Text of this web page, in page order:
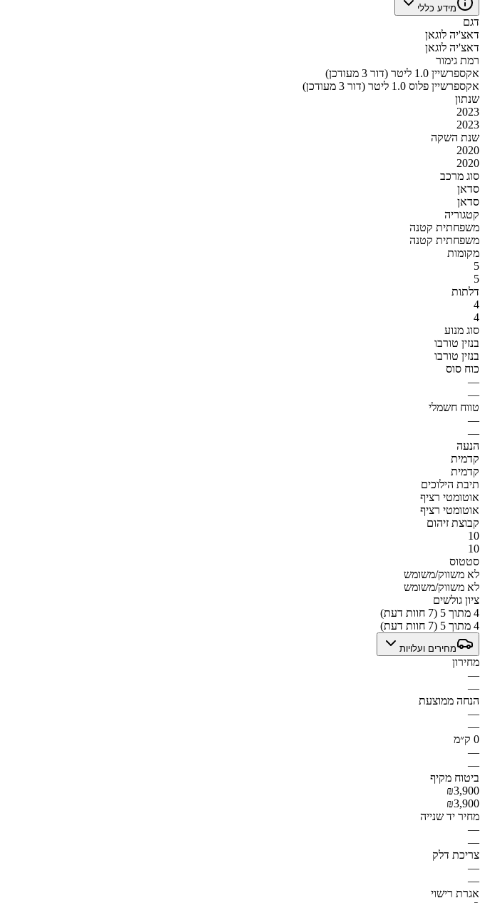
מידע כללי
דגם
דאצ'יה לוגאן
דאצ'יה לוגאן
רמת גימור
אקספרשיין 1.0 ליטר (דור 3 מעודכן)
אקספרשיין פלוס 1.0 ליטר (דור 3 מעודכן)
שנתון
2023
2023
שנת השקה
2020
2020
סוג מרכב
סדאן
סדאן
קטגוריה
משפחתית קטנה
משפחתית קטנה
מקומות
5
5
דלתות
4
4
סוג מנוע
בנזין טורבו
בנזין טורבו
כוח סוס
—
—
טווח חשמלי
—
—
הנעה
קדמית
קדמית
תיבת הילוכים
אוטומטי רציף
אוטומטי רציף
קבוצת זיהום
10
10
סטטוס
לא משווק/משומש
לא משווק/משומש
ציון גולשים
4 מתוך 5 (7 חוות דעת)
4 מתוך 5 (7 חוות דעת)
מחירים ועלויות
מחירון
—
—
הנחה ממוצעת
—
—
0 ק״מ
—
—
ביטוח מקיף
₪3,900
₪3,900
מחיר יד שנייה
—
—
צריכת דלק
—
—
אגרת רישוי